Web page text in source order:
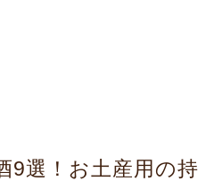
9選！お土産用の持